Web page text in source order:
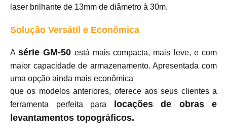
laser brilhante de 13mm de diâmetro à 30m.
Solução Versátil e Econômica
Asérie GM-50 está mais compacta, mais leve, e com
maior capacidade de armazenamento. Apresentada com
uma opção ainda mais econômica
que os modelos anteriores, oferece aos seus clientes a
ferramenta perfeita para locações de obras e
levantamentos topográficos.